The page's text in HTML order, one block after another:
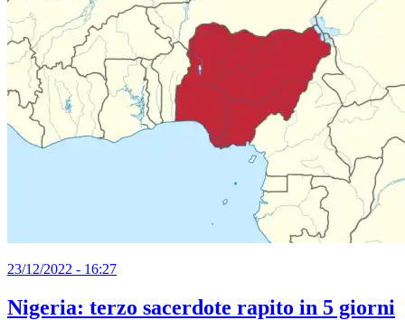
23/12/2022 - 16:27
Nigeria: terzo sacerdote rapito in 5 giorni